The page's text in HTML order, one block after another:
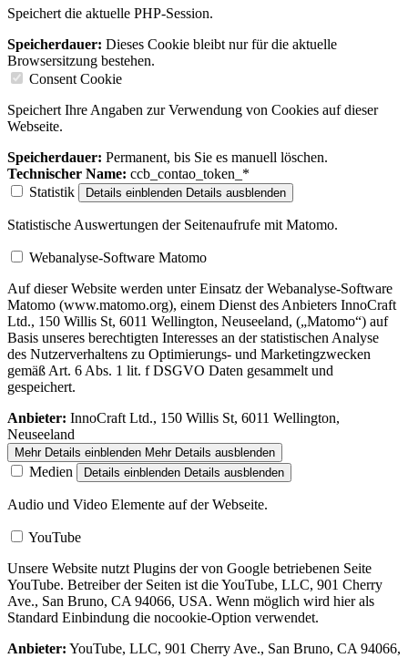
Speichert die aktuelle PHP-Session.
Speicherdauer: Dieses Cookie bleibt nur für die aktuelle
Browsersitzung bestehen.
Consent Cookie
Speichert Ihre Angaben zur Verwendung von Cookies auf dieser
Webseite.
Speicherdauer: Permanent, bis Sie es manuell löschen.
Technischer Name: ccb_contao_token_*
Statistik
Details einblenden Details ausblenden
Statistische Auswertungen der Seitenaufrufe mit Matomo.
Webanalyse-Software Matomo
Auf dieser Website werden unter Einsatz der Webanalyse-Software
Matomo (www.matomo.org), einem Dienst des Anbieters InnoCraft
Ltd., 150 Willis St, 6011 Wellington, Neuseeland, („Matomo“) auf
Basis unseres berechtigten Interesses an der statistischen Analyse
des Nutzerverhaltens zu Optimierungs- und Marketingzwecken
gemäß Art. 6 Abs. 1 lit. f DSGVO Daten gesammelt und
gespeichert.
Anbieter: InnoCraft Ltd., 150 Willis St, 6011 Wellington,
Neuseeland
Mehr Details einblenden Mehr Details ausblenden
Medien Details einblenden Details ausblenden
Audio und Video Elemente auf der Webseite.
YouTube
Unsere Website nutzt Plugins der von Google betriebenen Seite
YouTube. Betreiber der Seiten ist die YouTube, LLC, 901 Cherry
Ave., San Bruno, CA 94066, USA. Wenn möglich wird hier als
Standard Einbindung die nocookie-Option verwendet.
Anbieter: YouTube, LLC, 901 Cherry Ave., San Bruno, CA 94066,